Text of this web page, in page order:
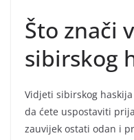
Što znači
sibirskog
Vidjeti sibirskog
da ćete uspostaviti
zauvijek ostati odan i